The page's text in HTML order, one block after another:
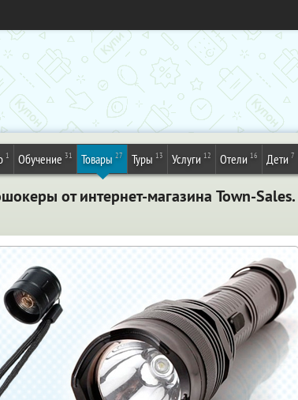
1 Обучение 31 Товары 27 Туры 13 Услуги 12 Отели 16 Дети 7
от интернет-магазина Town-Sales.